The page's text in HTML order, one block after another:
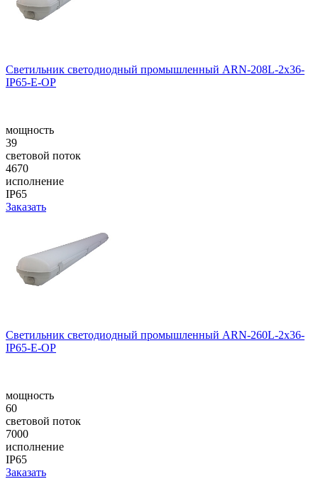
Cветильник cветодиодный промышленный ARN-208L-2x36-
IP65-E-OP
мощность
39
световой поток
4670
исполнение
IP65
Заказать
Светильник светодиодный промышленный ARN-260L-2x36-
IP65-E-OP
мощность
60
световой поток
7000
исполнение
IP65
Заказать